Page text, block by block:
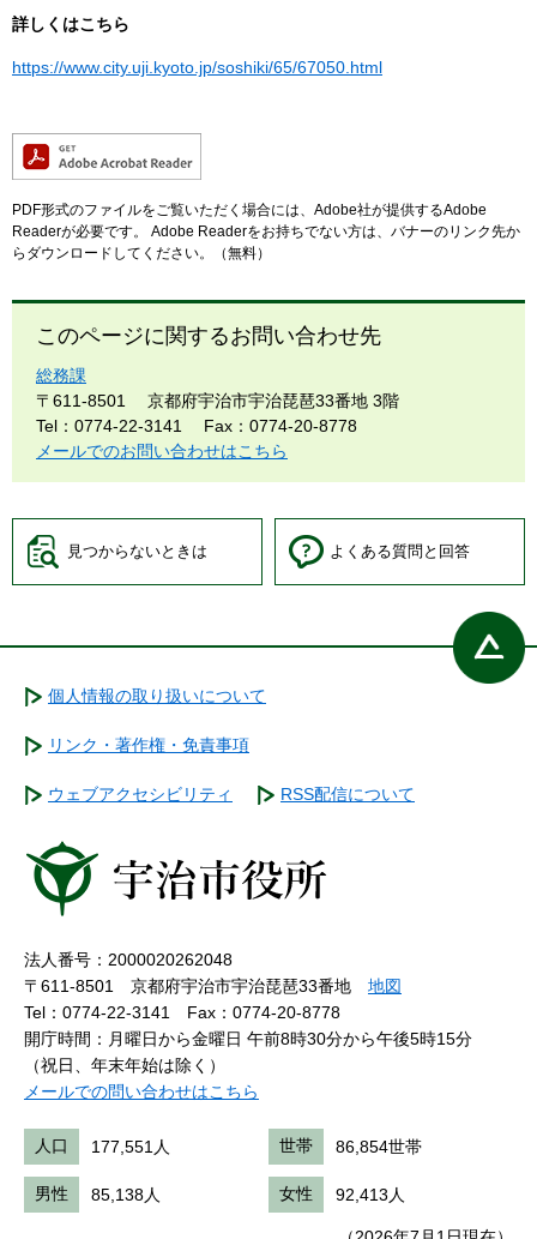
詳しくはこちら
https://www.city.uji.kyoto.jp/soshiki/65/67050.html
PDF形式のファイルをご覧いただく場合には、Adobe社が提供するAdobe
Readerが必要です。
Adobe Readerをお持ちでない方は、バナーのリンク先か
らダウンロードしてください。（無料）
このページに関するお問い合わせ先
総務課
〒611-8501
京都府宇治市宇治琵琶33番地 3階
Tel：0774-22-3141
Fax：0774-20-8778
メールでのお問い合わせはこちら
見つからないときは よくある質問と回答
個人情報の取り扱いについて
リンク・著作権・免責事項
ウェブアクセシビリティ RSS配信について
法人番号：2000020262048
〒611-8501 京都府宇治市宇治琵琶33番地 地図
Tel：0774-22-3141
Fax：0774-20-8778
開庁時間：月曜日から金曜日 午前8時30分から午後5時15分
（祝日、年末年始は除く）
メールでの問い合わせはこちら
人口 177,551人 世帯 86,854世帯
男性 85,138人 女性 92,413人